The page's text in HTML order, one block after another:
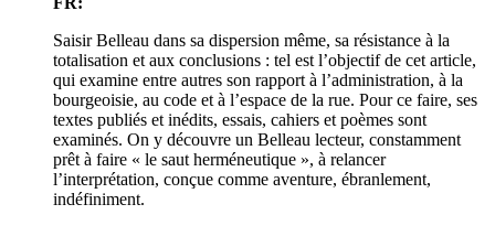
Saisir Belleau dans sa dispersion même, sa résistance à la
totalisation et aux conclusions : tel est l’objectif de cet article,
qui examine entre autres son rapport à l’administration, à la
bourgeoisie, au code et à l’espace de la rue. Pour ce faire, ses
textes publiés et inédits, essais, cahiers et poèmes sont
examinés. On y découvre un Belleau lecteur, constamment
prêt à faire « le saut herméneutique », à relancer
l’interprétation, conçue comme aventure, ébranlement,
indéfiniment.